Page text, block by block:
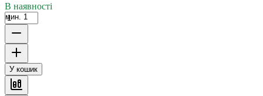
В наявності
мин. 1
У кошик